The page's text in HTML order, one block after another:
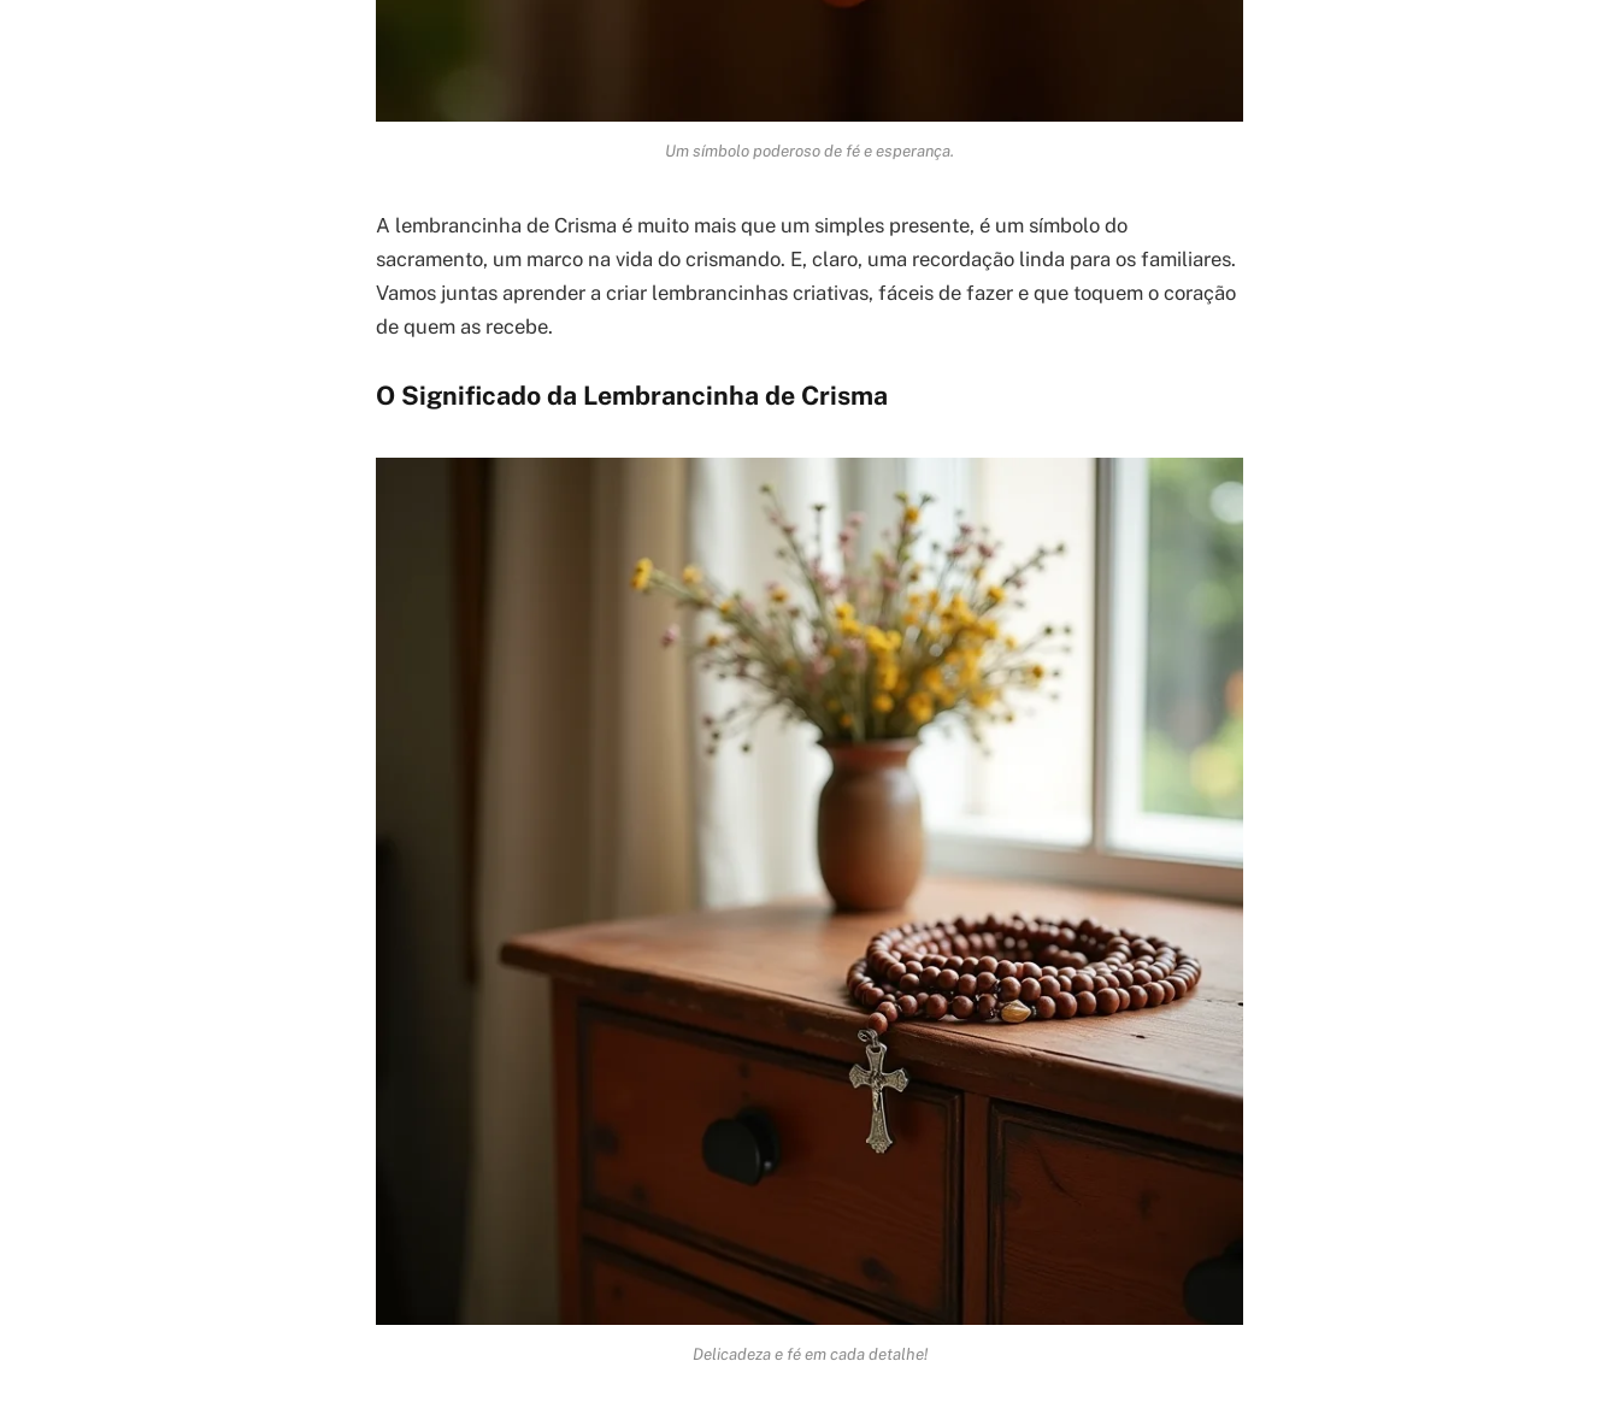
Um símbolo poderoso de fé e esperança.
A lembrancinha de Crisma é muito mais que um simples presente, é um símbolo do
sacramento, um marco na vida do crismando. E, claro, uma recordação linda para os familiares.
Vamos juntas aprender a criar lembrancinhas criativas, fáceis de fazer e que toquem o coração
de quem as recebe.
O Significado da Lembrancinha de Crisma
Delicadeza e fé em cada detalhe!